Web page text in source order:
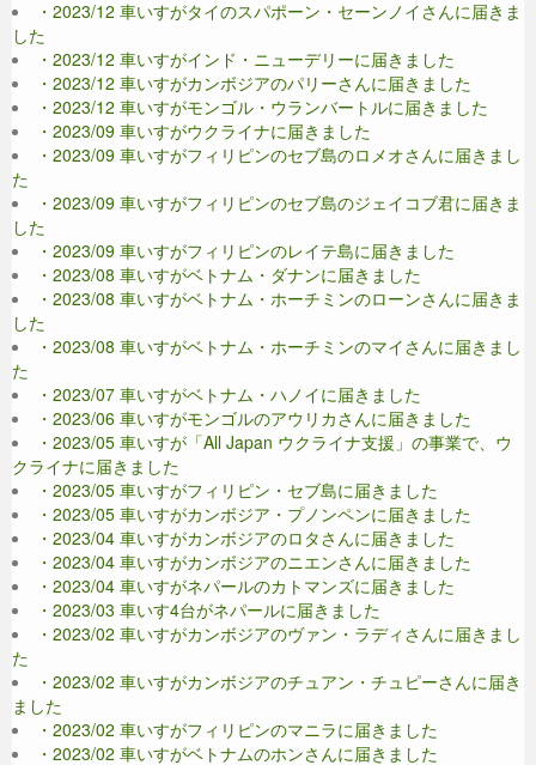
・2023/12 車いすがタイのスパポーン・セーンノイさんに届きま
した
・2023/12 車いすがインド・ニューデリーに届きました
・2023/12 車いすがカンボジアのパリーさんに届きました
・2023/12 車いすがモンゴル・ウランバートルに届きました
・2023/09 車いすがウクライナに届きました
・2023/09 車いすがフィリピンのセブ島のロメオさんに届きまし
た
・2023/09 車いすがフィリピンのセブ島のジェイコブ君に届きま
した
・2023/09 車いすがフィリピンのレイテ島に届きました
・2023/08 車いすがベトナム・ダナンに届きました
・2023/08 車いすがベトナム・ホーチミンのローンさんに届きま
した
・2023/08 車いすがベトナム・ホーチミンのマイさんに届きまし
た
・2023/07 車いすがベトナム・ハノイに届きました
・2023/06 車いすがモンゴルのアウリカさんに届きました
・2023/05 車いすが「All Japan ウクライナ支援」の事業で、ウ
クライナに届きました
・2023/05 車いすがフィリピン・セブ島に届きました
・2023/05 車いすがカンボジア・プノンペンに届きました
・2023/04 車いすがカンボジアのロタさんに届きました
・2023/04 車いすがカンボジアのニエンさんに届きました
・2023/04 車いすがネパールのカトマンズに届きました
・2023/03 車いす4台がネパールに届きました
・2023/02 車いすがカンボジアのヴァン・ラディさんに届きまし
た
・2023/02 車いすがカンボジアのチュアン・チュピーさんに届き
ました
・2023/02 車いすがフィリピンのマニラに届きました
・2023/02 車いすがベトナムのホンさんに届きました